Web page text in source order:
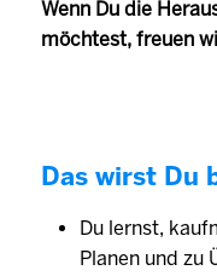
Wenn Du die
möchtest, freuen
Das wirst Du
Du lernst,
Planen und zu